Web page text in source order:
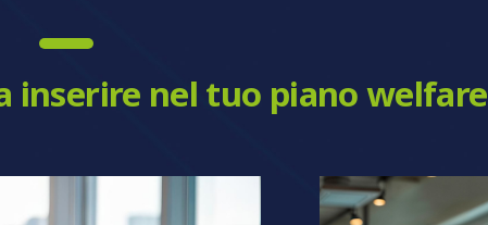
inserire nel tuo piano welfare